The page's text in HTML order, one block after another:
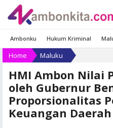
Ambonku Hukum Kriminal
Home Maluku
HMI Ambon Nilai
oleh Gubernur
Proporsionalitas
Keuangan Daerah